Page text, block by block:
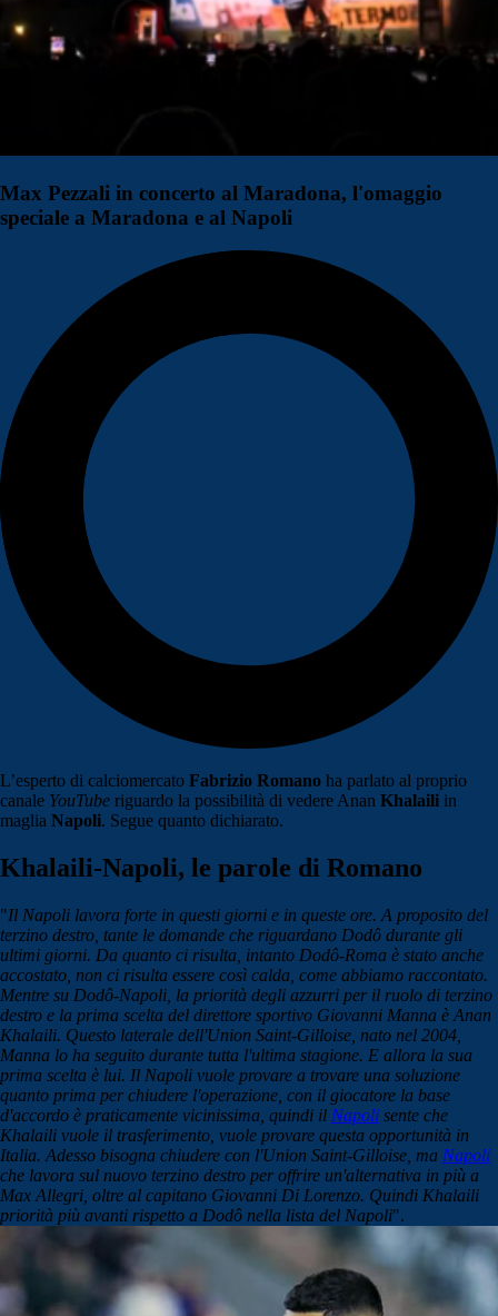
Max Pezzali in concerto al Maradona, l'omaggio
speciale a Maradona e al Napoli
L’esperto di calciomercato Fabrizio Romano ha parlato al proprio
canale YouTube riguardo la possibilità di vedere Anan Khalaili in
maglia Napoli. Segue quanto dichiarato.
Khalaili-Napoli, le parole di Romano
"Il Napoli lavora forte in questi giorni e in queste ore. A proposito del
terzino destro, tante le domande che riguardano Dodô durante gli
ultimi giorni. Da quanto ci risulta, intanto Dodô-Roma è stato anche
accostato, non ci risulta essere così calda, come abbiamo raccontato.
Mentre su Dodô-Napoli, la priorità degli azzurri per il ruolo di terzino
destro e la prima scelta del direttore sportivo Giovanni Manna è Anan
Khalaili. Questo laterale dell'Union Saint-Gilloise, nato nel 2004,
Manna lo ha seguito durante tutta l'ultima stagione. E allora la sua
prima scelta è lui. Il Napoli vuole provare a trovare una soluzione
quanto prima per chiudere l'operazione, con il giocatore la base
d'accordo è praticamente vicinissima, quindi il Napoli sente che
Khalaili vuole il trasferimento , vuole provare questa opportunità in
Italia. Adesso bisogna chiudere con l'Union Saint-Gilloise, ma Napoli
che lavora sul nuovo terzino destro per offrire un'alternativa in più a
Max Allegri, oltre al capitano Giovanni Di Lorenzo. Quindi Khalaili
priorità più avanti rispetto a Dodô nella lista del Napoli".